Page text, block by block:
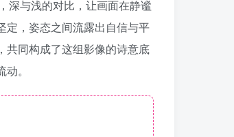
深与浅的对比，让画面在静谧
定，姿态之间流露出自信与平
共同构成了这组影像的诗意底
。